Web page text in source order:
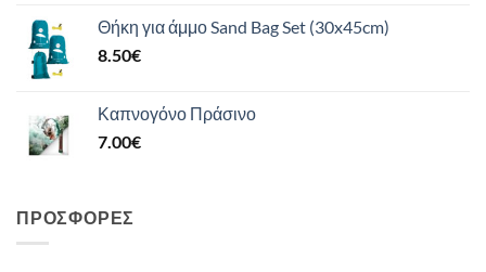
Θήκη για άμμο Sand Bag Set (30x45cm)
8.50€
Καπνογόνο Πράσινο
7.00€
ΠΡΟΣΦΟΡΈΣ